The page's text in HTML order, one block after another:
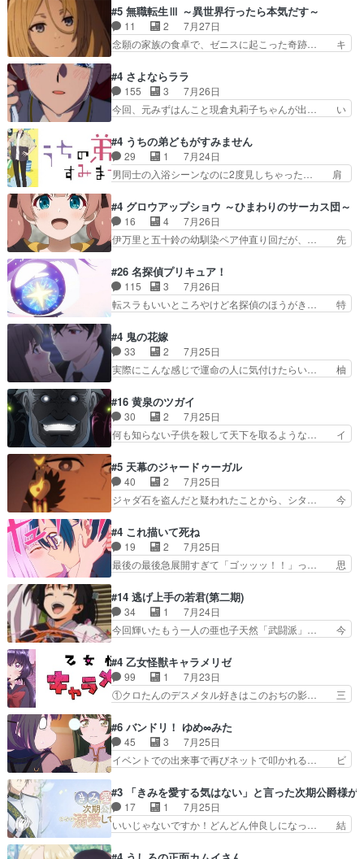
レベのアニメ制作を日本に奪… 予言で正体がバレ
る、もう騙し討ちは出来な… 村正の墓、アニメで
見ると一杯で怖いな。ア…
とカストルの共通点は、魔法の制御が出… 椋鳥の
大群て…住民から迷惑がられてない？… キングコ
ングor進撃の巨人牡羊座のアルデ… スピカ・イ
オ・カストルという組み合わせ。… 有り余るパワ
みかたが雑になってきてるな… イキりカストルは
怖がりやったかあスピカな… 鏡の世界への突入と
新たな依頼サブタイトル…
#5 無職転生Ⅲ ～異世界行ったら本気だす～
11 2
7月27日
念願の家族の食卓で、ゼニスに起こった奇跡… キ
ナリーゼの悪魔の囁きwクリフとエリナ… 悪魔の
囁きやめてくださいwおい、1番重要… ゼニスも
感情が出てきてて良い方向に進んで… 第５話を
ABEMAで視聴しました。視聴に… クリフとエリ
相変わらずで草ルディ君釣り… ルーデウスにシル
フィエットとロキシーとの… 離れ離れになったり
別れがあったり絶望の大…
#4 さよならララ
155 3
7月26日
今回、元みずはんこと現倉丸莉子ちゃんが出… い
様とは...本当の愛とは...なんぞ… テンポの良いボ
ケとツッコミで笑わせつつ、… この作品、ストー
リーにも登場人物にも全く… 家で机に向かってる
時の貧乏ゆすりとか、ラ… お姉ちゃんと話せ
に、ララは何を思うのだ… 息をするかのように3
話まで視聴。2026… ララの王子様探しが本格的
に動き出した回。…
#4 うちの弟どもがすみません
29 1
7月24日
男同士の入浴シーンなのに2度見しちゃった… 肩
散歩って逃げるよね！糸と類を助けよう… 類の面
倒見るのが1番大変そう糸は誰とでも… 源くんを
甘えさせるまでの糸と周りの出来事… 源くん、甘
えちゃうぞ宣言。思ったよりラブ… 糸ちゃんのま
目的を忘れてますますヤング… でも央太と親しく
するのは嫌。世話を拒んで… ゴメス（カエル）外
で散歩させてたのか(*…
#4 グロウアップショウ ～ひまわりのサーカス団～
16 4
7月26日
伊万里と五十鈴の幼馴染ペア仲直り回だが、… 先
や、これ素晴らしいコメディアニメだな。… 水着
回なのにビキニじゃない！これは時代背… 今回は
推しの吾野伊万里ちゃん担当回。これ… 伊万里さ
んの手品回であり水着回ね。瑞佳ち… 売り上げが
タ教育のせいで瑞佳がヒモカス… 伊万里ちゃんの
人前での苦手意識を抱えなが… 第４話をｄアニメ
ストアで視聴しました。視…
#26 名探偵プリキュア！
115 3
7月26日
転スラもいいところやけど名探偵のほうがき… 特
なはプリキュア仲間には自分が未来から… の活
躍、敵を圧倒ってのはおおよその流れだ… キュア
エクレール初変身＆初戦闘。プリキュ… キュアエ
クレールは強いが力を制御できない… キュアエク
ッコロで始まってちょっ… バカおもろいやん
www実質まどマギやんけ… しかも実質的にエク
レールが倒したビルであ…
#4 鬼の花嫁
33 2
7月25日
実際にこんな感じで運命の人に気付けたらい… 柚
の花嫁は一見すると甘い夢、理想の天国… 玲夜さ
んのご両親の登場ですこの世に数多い… 玲夜のお
父さんが石田彰だったことに驚きを… 主人公自分
の立場わかって無さすぎやしまた… ヨミツガと
子にも優しいし可愛いしこの… ユキノさんから玲
夜の父親の話で、そのイメ… あやかしの頂点に立
つ鬼龍院家の現当主が息…
#16 黄泉のツガイ
30 2
7月25日
何も知らない子供を殺して天下を取るような… イ
いバトル回の最後に、予想外の引きシン… これっ
て作者が描きたいのは"ユルの物語"… デラさんの
秘密がちょっとわかった回、正直… 左さんと刀持
ちさんが対決♪あとどこぞのじ… 何処も彼処も言
く動いていてずっと胸が熱… 同時視聴｜
DaemonsRealm｜リア… これまで騙していた東
村を捨てて新郷家に来…
#5 天幕のジャードゥーガル
40 2
7月25日
ジャダ石を盗んだと疑われたことから、シタ… 今
ぶややこしいことになってたオープニン… テンポ
も良いし毎話良いところで引くから全… 盟友ドレ
ゲネ后との出会い。次週のドレゲネ… さて、登場
人物多いけどついていけるのか私… 今回は遂にド
んがめっちゃ可愛かったなド… まさかの展開にめ
ちゃくちゃテンション上が… チャガタイの所へ密
偵に行ったはずがドレゲ…
#4 これ描いて死ね
19 2
7月25日
最後の最後急展開すぎて「ゴッッッ！！」っ… 思
は泣かなかった！漫画描きのハウツー回… この作
品はこういうのをズバッとキメるの上… 藤子不二
雄に親しんだ人にはとてもフィット… 赤福のヌル
ヌルした動きとかネームを褒めら… 漫研が気にな
から新たな仲間まで。本作品… 今回エンディング
テーマが流れるのが早い（… この作品の世界に
も、一応デジタルという概…
#14 逃げ上手の若君(第二期)
34 1
7月24日
今回輝いたもう一人の亜也子天然「武闘派」… 今
逃れすら逃げ上手亜也子のアシストに支… そう
か、亜也子もまだ9歳なのか‥ときゆき… 「亜也
子のドキドキ・大作戦！・長寿丸を一… 目玉と耳
を相手に言葉で繰り広げる戰もノラ… 時代設定ど
からのいらすとやは草だった。… 今回は亜也子回
でしたね頼もしさと乙女らし… 貞宗、キモいギョ
ロ目としか思ってなかった…
#4 乙女怪獣キャラメリゼ
99 1
7月23日
①クロたんのデスメタル好きはこのおぢの影… 三
か好きになれんキャラだなぁ作品もイン… 相変わ
らず生物学者には見えないわね響野君… 正体を知
らないのにどちりも肯定してくれた… 黒絵がハル
ゴンになっても、南を助けて大事… OPにデスボ
心を許す、母の友達である光… 黒絵の可愛さレベ
ルが止まらない。南くんと… 黒絵の母とのやり取
りでエヴァの加持さん思…
#6 バンドリ！ ゆめ∞みた
45 3
7月25日
イベントでの出来事で再びネットで叩かれる… ビ
ラがまじで何がしたいかわからん！先生… 陰キャ
の間合いにスルっと入ってきて相手の… ビオラが
都子さんを籠絡しに来ててやばいぞ… マネージャ
ー現実版初登場！バレーボールに… 藻掻きながら
#3 「きみを愛する気はない」と言った次期公爵様が
17 1
7月25日
いいじゃないですか！どんどん仲良しになっ… 結
の恋愛系で1番これが好き。愛する気は… 今晩